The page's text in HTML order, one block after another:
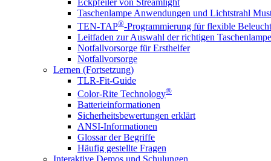
Taschenlampe Anwendungen und Lichtstrahl
TEN-TAP®-Programmierung für flexible
Leitfaden zur Auswahl der richtigen Taschenlampe
Notfallvorsorge für Ersthelfer
Notfallvorsorge
Lernen (Fortsetzung)
TLR-Fit-Guide
Color-Rite Technology®
Batterieinformationen
Sicherheitsbewertungen erklärt
ANSI-Informationen
Glossar der Begriffe
Häufig gestellte Fragen